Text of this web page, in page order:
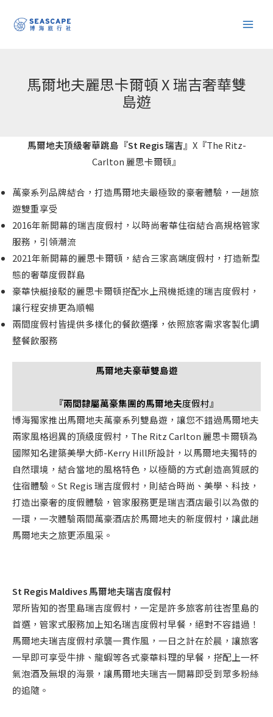
馬爾地夫麗思卡爾頓 X 瑞吉奢華雙
島遊
馬爾地夫頂級奢華跳島『St Regis 瑞吉』 X『The Ritz-
Carlton 麗思卡爾頓』
萬豪系列品牌結合，打造馬爾地夫最極致的豪奢體驗，一趟旅
遊雙重享受
2016年新開幕的瑞吉度假村，以時尚奢華住宿結合高規格管家
服務，引領潮流
2021年新開幕的麗思卡爾頓，結合三家高端度假村，打造新型
態的奢華度假群島
豪華快艇接駁的麗思卡爾頓搭配水上飛機抵達的瑞吉度假村，
讓行程安排更為順暢
兩間度假村皆提供多樣化的餐飲選擇，依照旅客需求客製化調
整餐飲服務
馬爾地夫豪華雙島遊
『兩間隸屬萬豪集團的馬爾地夫度假村』
博海獨家推出馬爾地夫萬豪系列雙島遊，讓您不錯過馬爾地夫
兩家風格迥異的頂級度假村，The Ritz Carlton 麗思卡爾頓為
國際知名建築美學大師-Kerry Hill所設計，以馬爾地夫獨特的
自然環境，結合當地的風格特色，以極簡的方式創造高質感的
住宿體驗。St Regis 瑞吉度假村，則結合時尚、美學、科技，
打造出豪奢的度假體驗，管家服務更是瑞吉酒店最引以為傲的
一環，一次體驗兩間萬豪酒店於馬爾地夫的新度假村，讓此趟
馬爾地夫之旅更添風采。
St Regis Maldives 馬爾地夫瑞吉度假村
眾所皆知的峇里島瑞吉度假村，一定是許多旅客前往峇里島的
首選，管家式服務加上知名瑞吉度假村早餐，絕對不容錯過！
馬爾地夫瑞吉度假村承襲一貫作風，一日之計在於晨，讓旅客
一早即可享受牛排、龍蝦等各式豪華料理的早餐，搭配上一杯
氣泡酒及無垠的海景，讓馬爾地夫瑞吉一開幕即受到眾多粉絲
的追隨。